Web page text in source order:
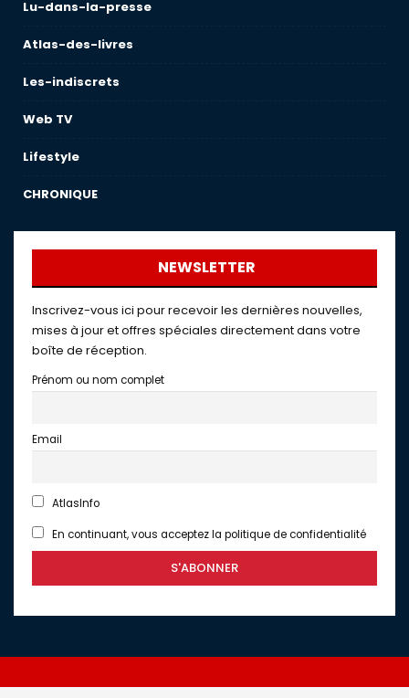
Lu-dans-la-presse
Atlas-des-livres
Les-indiscrets
Web TV
Lifestyle
CHRONIQUE
NEWSLETTER
Inscrivez-vous ici pour recevoir les dernières nouvelles,
mises à jour et offres spéciales directement dans votre
boîte de réception.
Prénom ou nom complet
Email
AtlasInfo
En continuant, vous acceptez la politique de confidentialité